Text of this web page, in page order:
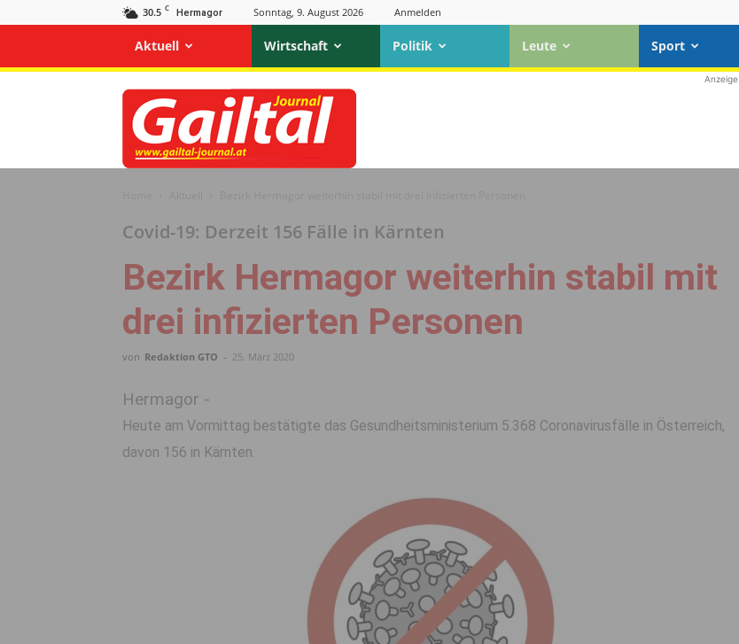
30.5 C Hermagor Sonntag, 9. August 2026 Anmelden
Aktuell Wirtschaft Politik Leute Sport
Gailtal
Journal
Anzeige
Covid-19: Derzeit 156 Fälle in Kärnten
Bezirk Hermagor weiterhin stabil mit
drei infizierten Personen
von Redaktion GTO - 25. März 2020
Hermagor -
Heute am Vormittag bestätigte das Gesundheitsministerium 5.368 Coronavirusfälle in Österreich,
davon 156 in Kärnten.